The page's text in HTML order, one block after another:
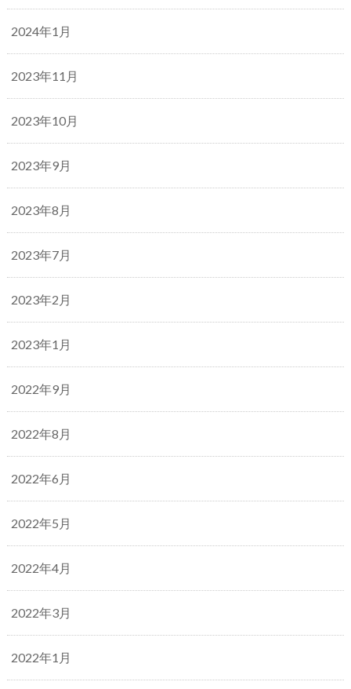
2024年1月
2023年11月
2023年10月
2023年9月
2023年8月
2023年7月
2023年2月
2023年1月
2022年9月
2022年8月
2022年6月
2022年5月
2022年4月
2022年3月
2022年1月